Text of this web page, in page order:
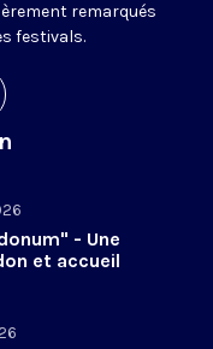
remarqués
festivals.
- Une
et accueil